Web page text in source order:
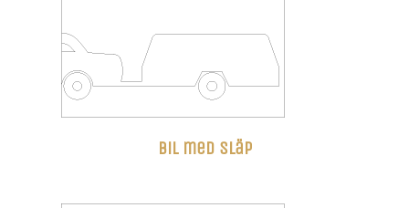
Bil med släp